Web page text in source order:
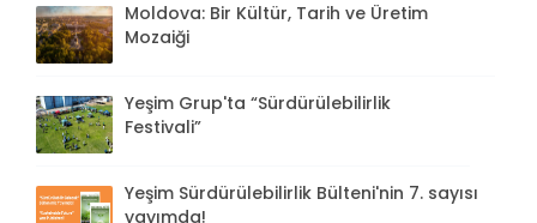
Moldova: Bir Kültür, Tarih ve Üretim
Mozaiği
Yeşim Grup'ta “Sürdürülebilirlik
Festivali”
Yeşim Sürdürülebilirlik Bülteni'nin 7. sayısı
yayımda!